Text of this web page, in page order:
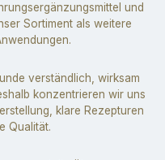
und
Sortiment als weitere
verständlich, wirksam
konzentrieren wir uns
klare Rezepturen
Qualität.